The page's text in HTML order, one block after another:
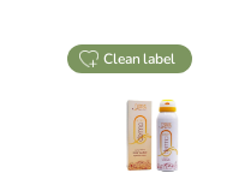
clean label